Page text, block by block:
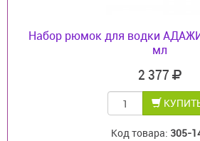
Набор рюмок для водки
мл
2 377
Код товара: 305-